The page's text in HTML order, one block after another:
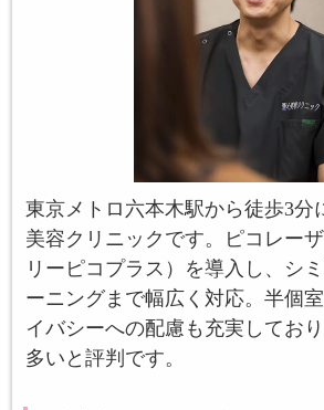
東京メトロ六本木駅から徒歩3分
美容クリニックです。ピコレー
リーピコプラス）を導入し、シ
ーニングまで幅広く対応。半個
イバシーへの配慮も充実してお
多いと評判です。